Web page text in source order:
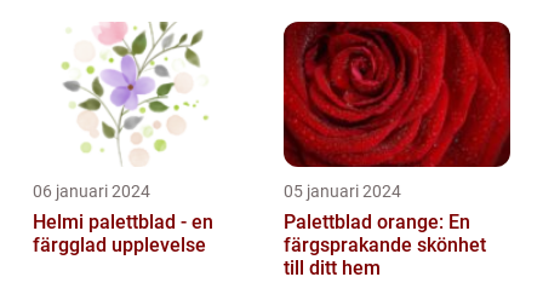
06 januari 2024
Helmi palettblad - en
färgglad upplevelse
05 januari 2024
Palettblad orange: En
färgsprakande skönhet
till ditt hem